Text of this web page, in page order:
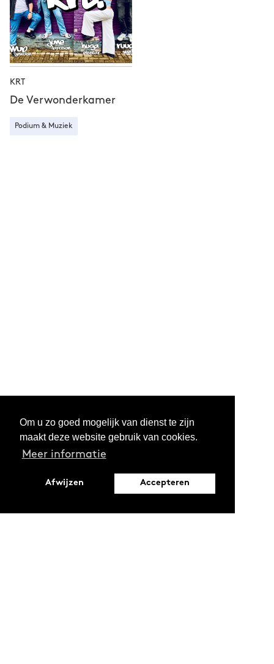
Om u zo goed mogelijk van dienst te zijn
maakt deze website gebruik van cookies.
Meer informatie
Afwijzen Accepteren
KRT
De Verwonderkamer
Podium & Muziek